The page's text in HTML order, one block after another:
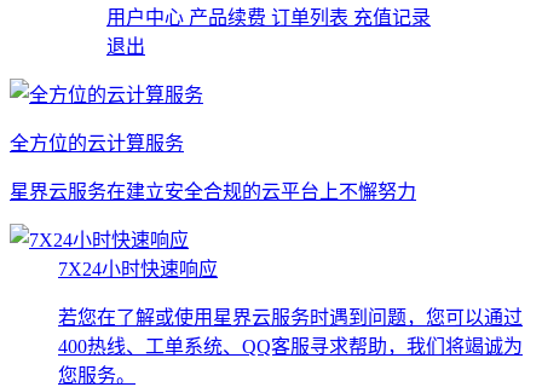
用户中心 产品续费 订单列表 充值记录
退出
全方位的云计算服务
星界云服务在建立安全合规的云平台上不懈努力
7X24小时快速响应
若您在了解或使用星界云服务时遇到问题，您可以通过
400热线、工单系统、QQ客服寻求帮助，我们将竭诚为
您服务。